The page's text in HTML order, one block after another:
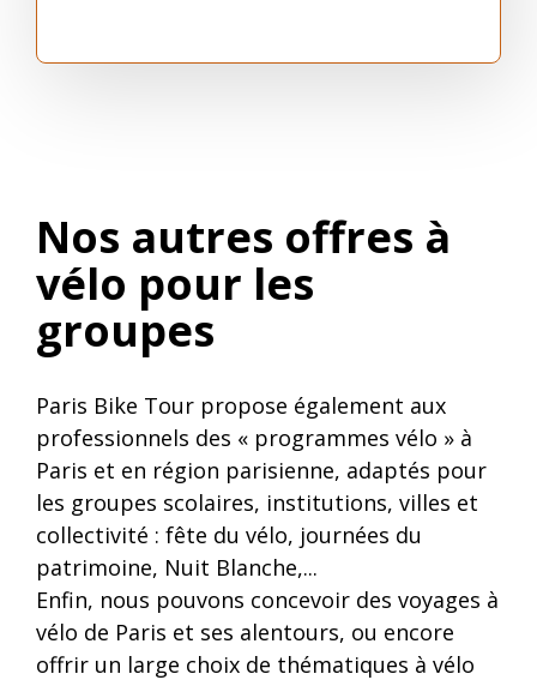
Nos autres offres à
vélo pour les
groupes
Paris Bike Tour propose également aux
professionnels des « programmes vélo » à
Paris et en région parisienne, adaptés pour
les groupes scolaires, institutions, villes et
collectivité : fête du vélo, journées du
patrimoine, Nuit Blanche,...
Enfin, nous pouvons concevoir des voyages à
vélo de Paris et ses alentours, ou encore
offrir un large choix de thématiques à vélo